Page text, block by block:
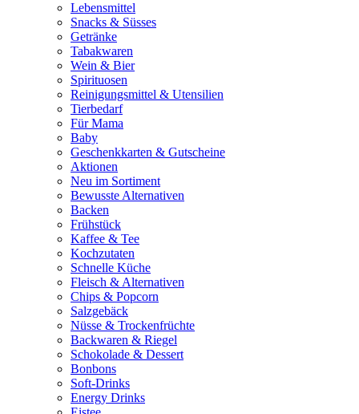
Lebensmittel
Snacks & Süsses
Getränke
Tabakwaren
Wein & Bier
Spirituosen
Reinigungsmittel & Utensilien
Tierbedarf
Für Mama
Baby
Geschenkkarten & Gutscheine
Aktionen
Neu im Sortiment
Bewusste Alternativen
Backen
Frühstück
Kaffee & Tee
Kochzutaten
Schnelle Küche
Fleisch & Alternativen
Chips & Popcorn
Salzgebäck
Nüsse & Trockenfrüchte
Backwaren & Riegel
Schokolade & Dessert
Bonbons
Soft-Drinks
Energy Drinks